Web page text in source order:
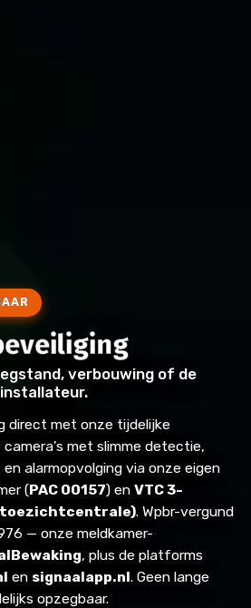
verbouwing of de
direct met onze tijdelijke
camera's met slimme detectie,
alarmopvolging via onze eigen
(PAC 00157) enVTC 3-
. Wpbr-vergund
— onze meldkamer-
, plus de platforms
en signaalapp.nl. Geen lange
opzegbaar.